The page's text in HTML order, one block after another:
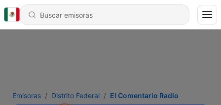
Emisoras Distrito Federal El Comentario Radio